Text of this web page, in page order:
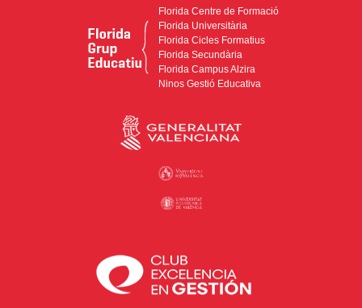
Florida Centre de Formació
Florida Universitària
Florida Cicles Formatius
Florida Secundària
Florida Campus Alzira
Ninos Gestió Educativa